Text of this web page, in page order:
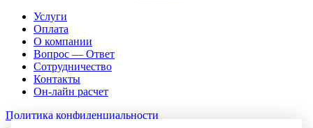
Услуги
Оплата
О компании
Вопрос — Ответ
Сотрудничество
Контакты
Он-лайн расчет
Политика конфиденциальности